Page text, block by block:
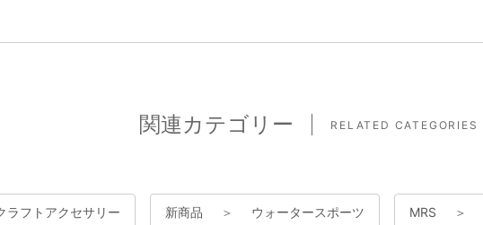
関連カテゴリー RELATED CATEGORIES
ラフトアクセサリー 新商品 ＞ ウォータースポーツ MRS ＞